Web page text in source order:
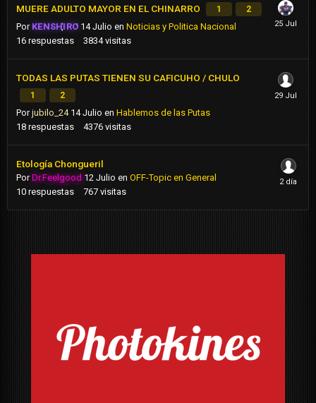
MUERE ADULTO MAYOR EN EL CHINARRO 1 2
Por KENSHIRO 14 Julio enNoticias y Politica Nacional
16 respuestas 3834 visitas
TODAS LAS PUTAS TIENEN SU CAFICUHO / CHULO
1 2
Porjubilo_24 14 Julio en Hablemos de las Putas
18 respuestas 4376 visitas
Etología Chongueril
PorDr.Feelgood 12 Julio en OFF-Topic en General
10 respuestas 767 visitas